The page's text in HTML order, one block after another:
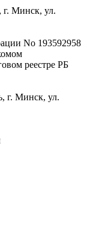
г. Минск, ул.
No 193592958
реестре РБ
г. Минск, ул.